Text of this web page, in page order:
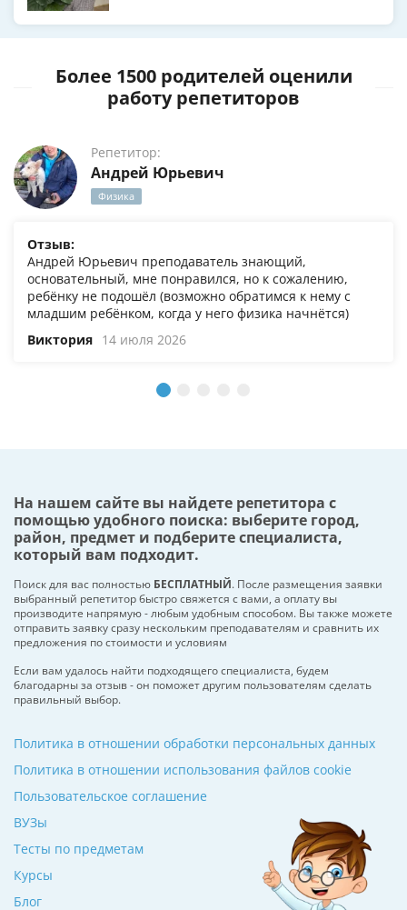
Более 1500 родителей оценили
работу репетиторов
Репетитор:
Андрей Юрьевич
Физика
Отзыв:
Андрей Юрьевич преподаватель знающий,
основательный, мне понравился, но к сожалению,
ребёнку не подошёл (возможно обратимся к нему с
младшим ребёнком, когда у него физика начнётся)
Виктория 14 июля 2026
На нашем сайте вы найдете репетитора с
помощью удобного поиска: выберите город,
район, предмет и подберите специалиста,
который вам подходит.
Поиск для вас полностью БЕСПЛАТНЫЙ. После размещения заявки
выбранный репетитор быстро свяжется с вами, а оплату вы
производите напрямую - любым удобным способом. Вы также можете
отправить заявку сразу нескольким преподавателям и сравнить их
предложения по стоимости и условиям
Если вам удалось найти подходящего специалиста, будем
благодарны за отзыв - он поможет другим пользователям сделать
правильный выбор.
ВУЗы
Тесты по предметам
Курсы
Блог
Политика в отношении обработки персональных данных
Политика в отношении использования файлов cookie
Пользовательское соглашение